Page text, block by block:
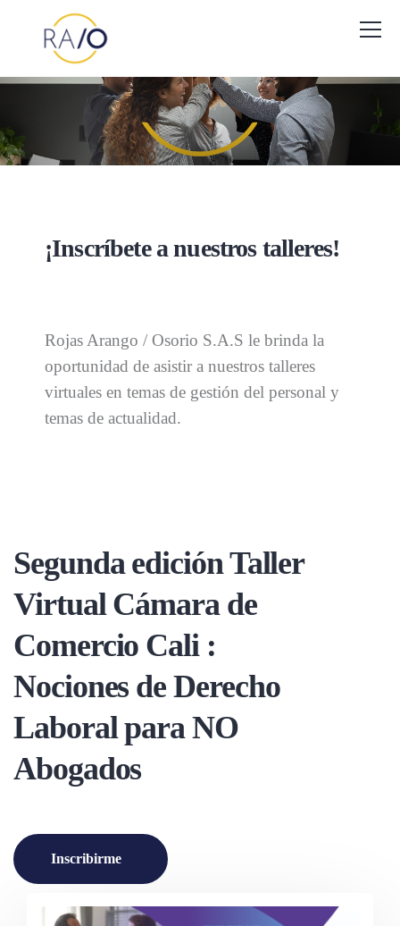
¡Inscríbete a nuestros talleres!
Rojas Arango / Osorio S.A.S le brinda la
oportunidad de asistir a nuestros talleres
virtuales en temas de gestión del personal y
temas de actualidad.
Segunda edición Taller
Virtual Cámara de
Comercio Cali :
Nociones de Derecho
Laboral para NO
Abogados
Inscribirme